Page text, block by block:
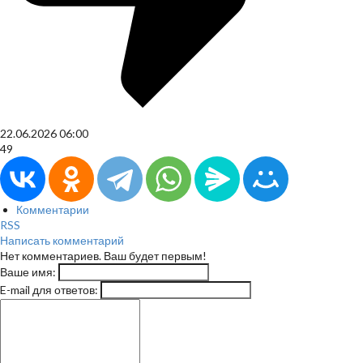
22.06.202606:00
49
Комментарии
RSS
Написать комментарий
Нет комментариев. Ваш будет первым!
Ваше имя:
E-mail для ответов: